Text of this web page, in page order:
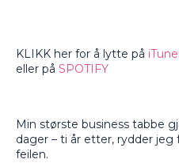
KLIKK her for å lytte på
eller på SPOTIFY
Min største business tabbe
dager – ti år etter, rydder
feilen.